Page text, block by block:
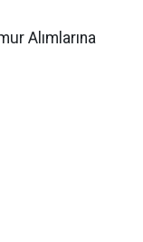
Alımlarına